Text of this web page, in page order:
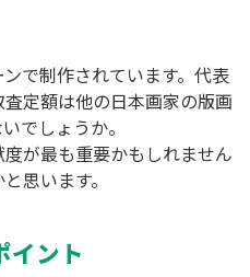
で制作されています。代表
定額は他の日本画家の版画
でしょうか。
が最も重要かもしれません
思います。
イント